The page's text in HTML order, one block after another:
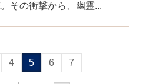
その衝撃から、幽霊...
4 5 6 7